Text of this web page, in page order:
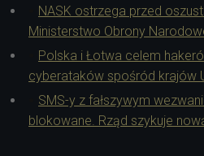
NASK ostrzega przed
Ministerstwo Obrony
Polska i Łotwa celem
cyberataków spośród krajów
SMS-y z fałszywym
blokowane. Rząd szykuje